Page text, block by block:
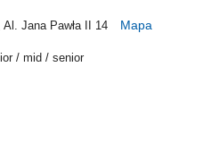
Al. Jana Pawła II 14 Mapa
/ mid / senior